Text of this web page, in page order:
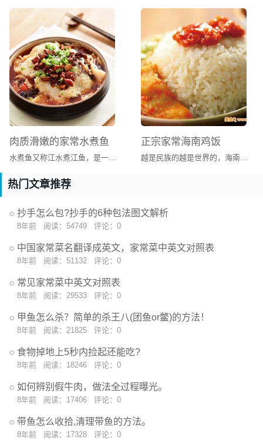
肉质滑嫩的家常水煮鱼
水煮鱼又称江水煮江鱼，是一道居住于巴蜀地区人们发明的一道菜，最早流行于四川地区（包括现重庆市）。
正宗家常海南鸡饭
越是民族的越是世界的，海南鸡饭就是这种“世界的”民族佳馔。海南鸡饭中的鸡是白切鸡，肉鲜多汁、爽滑脆嫩；饭是米饭团，鸡汤烹煮，浓郁细腻。它不只是白切鸡和米饭团的简单搭配，更深得中国传统美食文化中的浸润濡染之道，讲究的是火候的把握和食材的契合。正如电影《海南鸡饭》里张艾嘉的母亲角色，传递的是文化的包容和关爱的无边。
热门文章推荐
抄手怎么包?抄手的6种包法图文解析
8年前 阅读：54749 评论：0
中国家常菜名翻译成英文，家常菜中英文对照表
8年前 阅读：51132 评论：0
常见家常菜中英文对照表
8年前 阅读：29533 评论：0
甲鱼怎么杀？简单的杀王八(团鱼or鳖)的方法！
8年前 阅读：21825 评论：0
食物掉地上5秒内捡起还能吃?
8年前 阅读：18246 评论：0
如何辨别假牛肉，做法全过程曝光。
8年前 阅读：17406 评论：0
带鱼怎么收拾,清理带鱼的方法。
8年前 阅读：17328 评论：0